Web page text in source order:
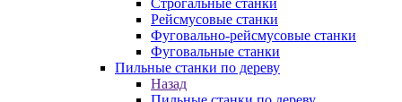
Строгальные станки
Рейсмусовые станки
Фуговально-рейсмусовые станки
Фуговальные станки
Пильные станки по дереву
Назад